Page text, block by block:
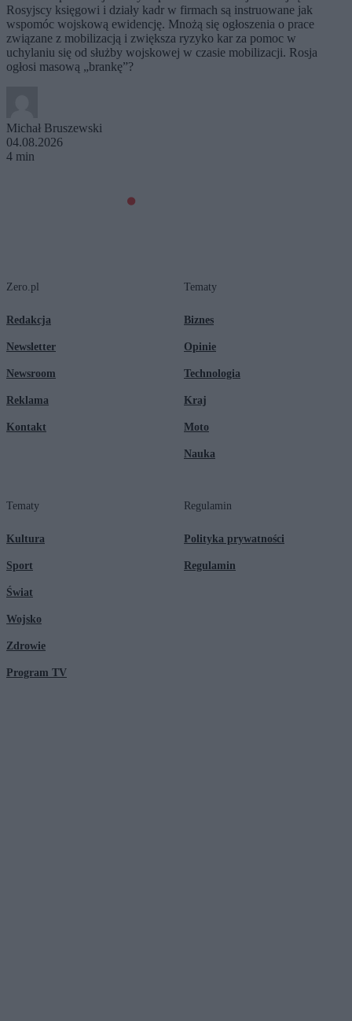
Rosyjscy księgowi i działy kadr w firmach są instruowane jak
wspomóc wojskową ewidencję. Mnożą się ogłoszenia o prace
związane z mobilizacją i zwiększa ryzyko kar za pomoc w
uchylaniu się od służby wojskowej w czasie mobilizacji. Rosja
ogłosi masową „brankę”?
Michał Bruszewski
04.08.2026
4 min
Zero.pl
Redakcja
Newsletter
Newsroom
Reklama
Kontakt
Tematy
Biznes
Opinie
Technologia
Kraj
Moto
Nauka
Tematy
Kultura
Sport
Świat
Wojsko
Zdrowie
Program TV
Regulamin
Polityka prywatności
Regulamin